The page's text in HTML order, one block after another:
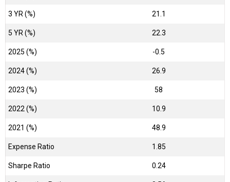
3 YR (%) 21.1
5 YR (%) 22.3
2025 (%) -0.5
2024 (%) 26.9
2023 (%) 58
2022 (%) 10.9
2021 (%) 48.9
Expense Ratio 1.85
Sharpe Ratio 0.24